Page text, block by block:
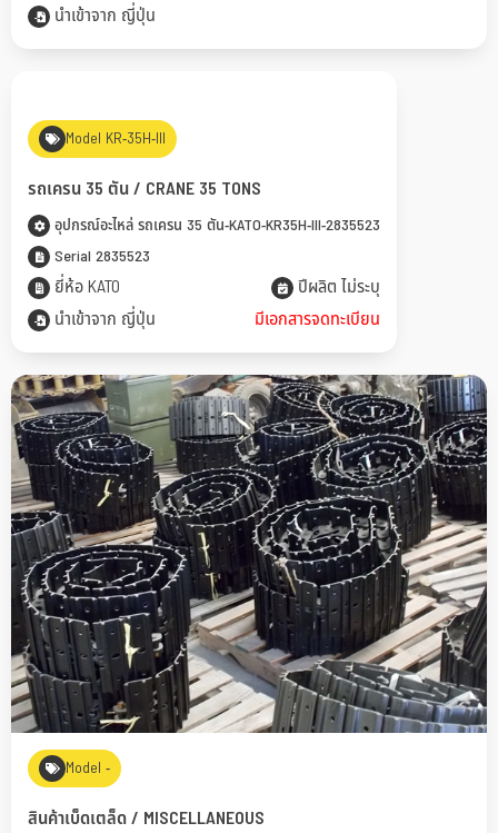
นำเข้าจาก ญี่ปุ่น
Model KR-35H-III
รถเครน 35 ตัน / CRANE 35 TONS
อุปกรณ์อะไหล่ รถเครน 35 ตัน-KATO-KR35H-III-2835523
Serial 2835523
ยี่ห้อ KATO
ปีผลิต ไม่ระบุ
นำเข้าจาก ญี่ปุ่น
มีเอกสารจดทะเบียน
Model -
สินค้าเบ็ดเตล็ด / MISCELLANEOUS